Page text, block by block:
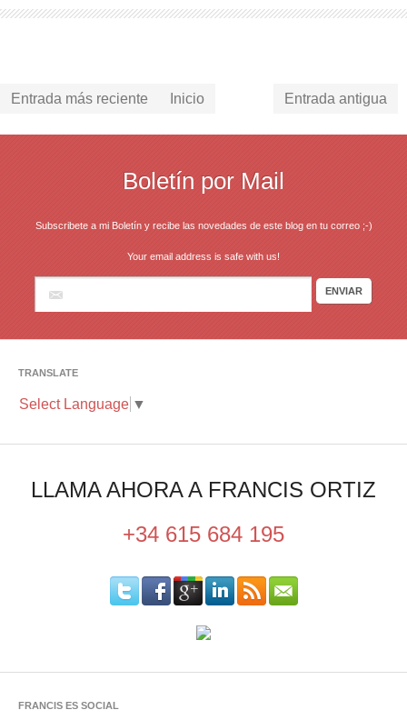
Entrada más reciente Entrada antigua
Inicio
Boletín por Mail
Subscribete a mi Boletín y recibe las novedades de este blog en tu correo ;-)
Your email address is safe with us!
TRANSLATE
Select Language ▼
LLAMA AHORA A FRANCIS ORTIZ
+34 615 684 195
FRANCIS ES SOCIAL